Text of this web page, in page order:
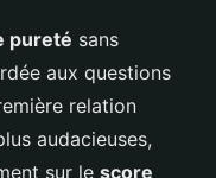
pureté sans
aux questions
relation
audacieuses,
sur le score